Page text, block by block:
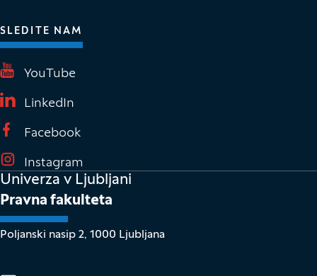
SLEDITE NAM
YouTube
LinkedIn
Facebook
Instagram
Univerza v Ljubljani
Pravna fakulteta
Poljanski nasip 2, 1000 Ljubljana